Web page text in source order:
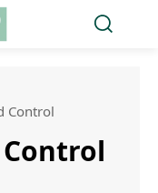
Control